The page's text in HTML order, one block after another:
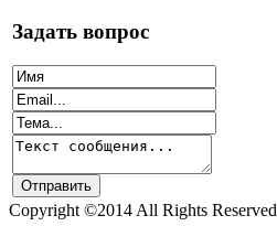
Задать вопрос
Copyright ©2014 All Rights Reserved